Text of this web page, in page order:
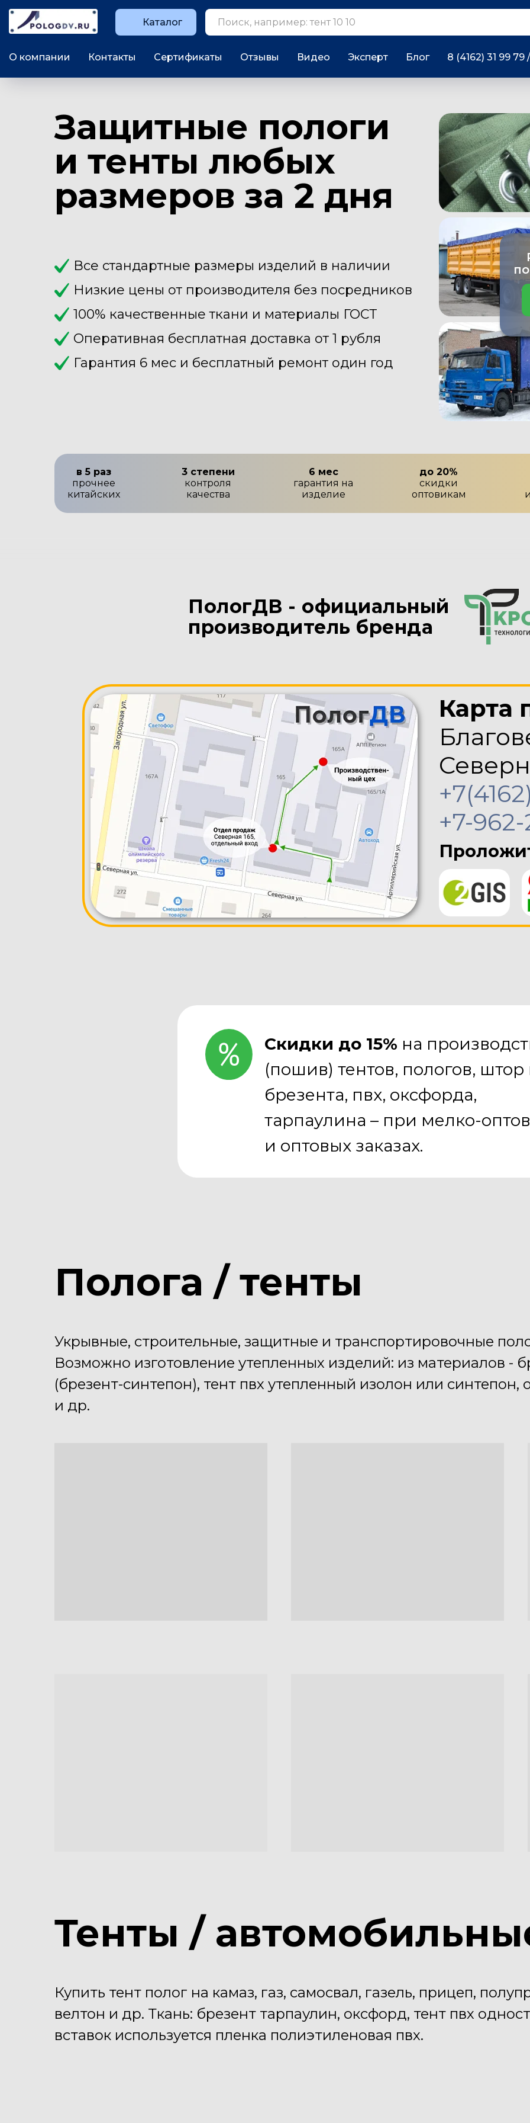
Каталог
О компании Контакты Сертификаты Отзывы Видео Эксперт Блог 8 (4162) 31 99
до 20%
скидки
оптовикам
6 мес
гарантия на
изделие
3 степени
контроля
качества
в 5 раз
прочнее
китайских
Защитные пологи
и тенты любых
размеров за 2 дня
Все стандартные размеры изделий в наличии
Низкие цены от производителя без посредников
100% качественные ткани и материалы ГОСТ
Оперативная бесплатная доставка от 1 рубля
Гарантия 6 мес и бесплатный ремонт один год
ПологДВ - официальный
производитель бренда
Карта
+7-962-
Скидки до 15% на
(пошив) тентов, пологов, штор
брезента, пвх, оксфорда,
тарпаулина – при мелко-
и оптовых заказах.
Полога / тенты
Укрывные, строительные, защитные и транспортировочные
Возможно изготовление утепленных изделий: из материалов -
(брезент-синтепон), тент пвх утепленный изолон или синтепон,
и др.
Тенты /
Купить тент полог на камаз, газ, самосвал, газель, прицеп,
велтон и др. Ткань: брезент тарпаулин, оксфорд, тент пвх
вставок используется пленка полиэтиленовая пвх.